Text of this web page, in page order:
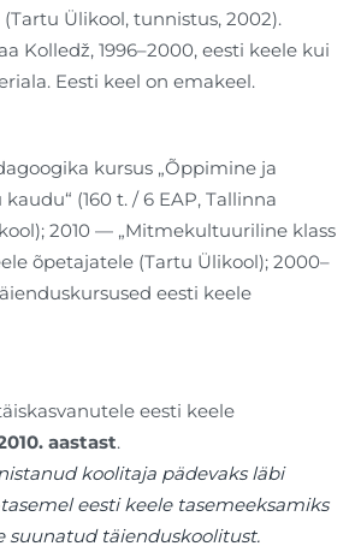
Ülikool, tunnistus, 2002).
Kolledž, 1996–2000, eesti keele kui
Eesti keel on emakeel.
kursus „Õppimine ja
(160 t. / 6 EAP, Tallinna
2010 — „Mitmekultuuriline klass
õpetajatele (Tartu Ülikool); 2000–
eesti keele
eesti keele
aastast.
koolitaja pädevaks läbi
eesti keele tasemeeksamiks
suunatud täienduskoolitust.